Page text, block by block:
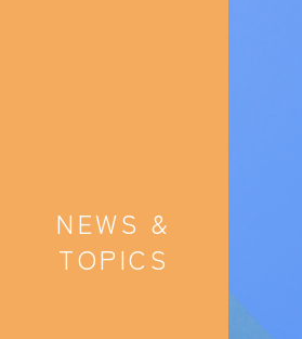
NEWS &
TOPICS